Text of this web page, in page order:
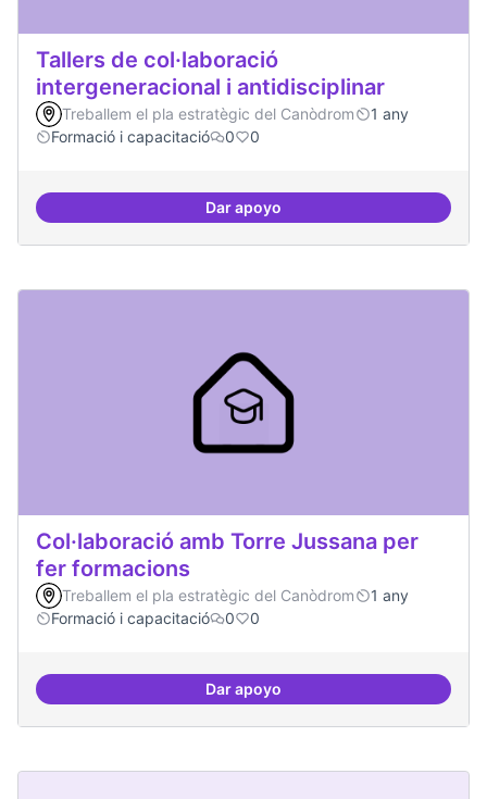
Tallers de col·laboració
intergeneracional i antidisciplinar
Treballem el pla estratègic del Canòdrom
1 any
Formació i capacitació
0 0
Dar apoyoTallers de col·laboració
Col·laboració amb Torre Jussana per
fer formacions
Treballem el pla estratègic del Canòdrom
1 any
Formació i capacitació
0 0
Dar apoyoCol·laboració amb Torre